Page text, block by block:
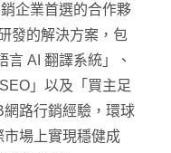
企業首選的合作夥
發的解決方案，包
AI 翻譯系統」、
」以及「買主足
路行銷經驗，環球
場上實現穩健成